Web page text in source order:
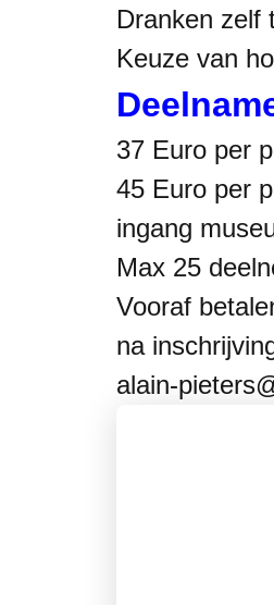
Dranken zelf
Keuze van
37 Euro per
45 Euro per
ingang
Max 25
Vooraf
na
alain-